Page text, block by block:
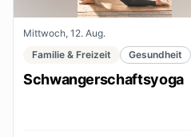
Mittwoch, 12. Aug.
Familie & Freizeit
Gesundheit
Schwangerschaftsyoga